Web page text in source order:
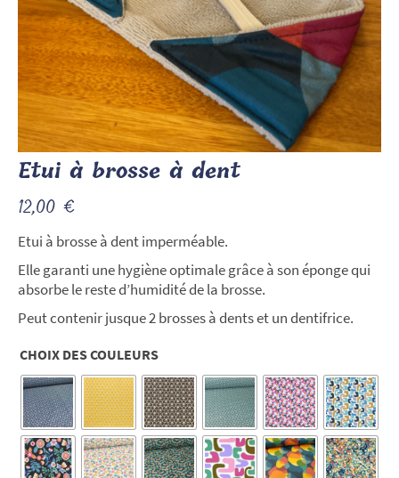
Etui à brosse à dent
12,00 €
Etui à brosse à dent imperméable.
Elle garanti une hygiène optimale grâce à son éponge qui
absorbe le reste d’humidité de la brosse.
Peut contenir jusque 2 brosses à dents et un dentifrice.
CHOIX DES COULEURS